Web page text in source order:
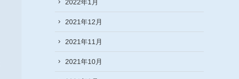
2022年1月
2021年12月
2021年11月
2021年10月